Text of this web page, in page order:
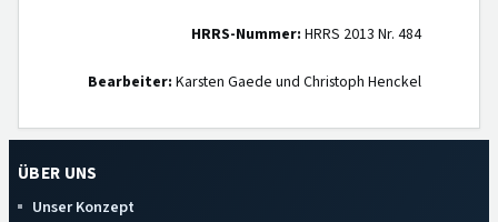
HRRS-Nummer: HRRS 2013 Nr. 484
Bearbeiter: Karsten Gaede und Christoph Henckel
ÜBER UNS
Unser Konzept